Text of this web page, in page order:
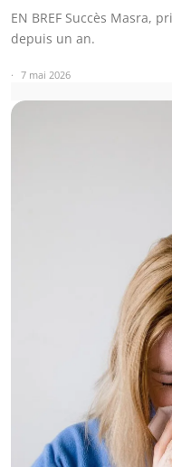
EN BREF Succès Masra,
depuis un an.
7 mai 2026